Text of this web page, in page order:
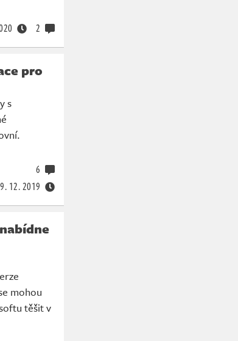
2
pro
s
12. 2019
6
mohou
těšit v